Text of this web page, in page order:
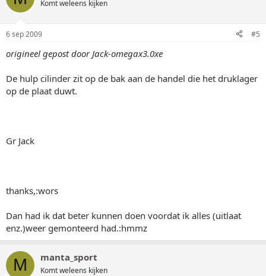
Komt weleens kijken
6 sep 2009 #5
origineel gepost door Jack-omegax3.0xe
De hulp cilinder zit op de bak aan de handel die het druklager
op de plaat duwt.
Gr Jack
thanks,:wors
Dan had ik dat beter kunnen doen voordat ik alles (uitlaat
enz.)weer gemonteerd had.:hmmz
M manta_sport
Komt weleens kijken